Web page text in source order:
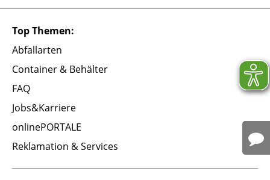
Top Themen:
Abfallarten
Container & Behälter
FAQ
Jobs&Karriere
onlinePORTALE
Reklamation & Services